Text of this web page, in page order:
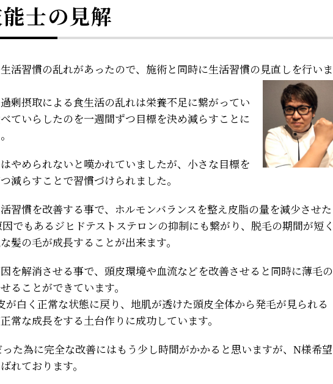
士の見解
活習慣の乱れがあったので、施術と同時に生活習慣の見直しを行いま
剰摂取による食生活の乱れは栄養不足に繋がってい
ていらしたのを一週間ずつ目標を決め減らすことに
やめられないと嘆かれていましたが、小さな目標を
減らすことで習慣づけられました。
習慣を改善する事で、ホルモンバランスを整え皮脂の量を減少させた
でもあるジヒドテストステロンの抑制にも繋がり、脱毛の期間が短く
髪の毛が成長することが出来ます。
を解消させる事で、頭皮環境や血流などを改善させると同時に薄毛の
ることができています。
が白く正常な状態に戻り、地肌が透けた頭皮全体から発毛が見られる
常な成長をする土台作りに成功しています。
た為に完全な改善にはもう少し時間がかかると思いますが、N様希望
れております。